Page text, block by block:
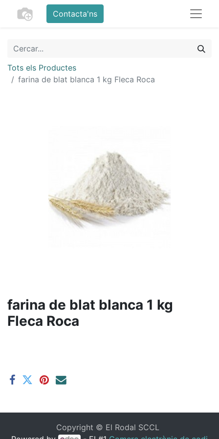
Contacta'ns
Tots els Productes
farina de blat blanca 1 kg Fleca Roca
farina de blat blanca 1 kg
Fleca Roca
Copyright © El Rodal SCCL